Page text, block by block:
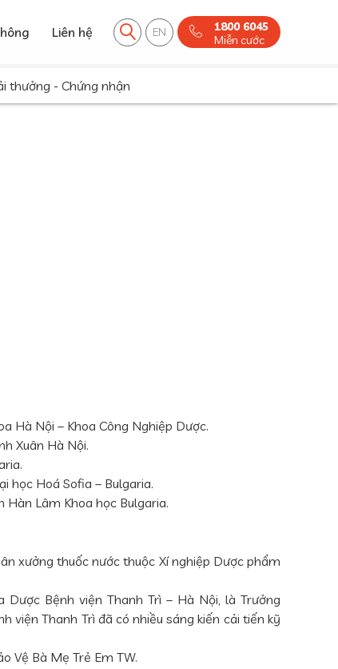
mê, là lẽ sống"" />
Liên hệ EN
1800 6045
Miễn cước
thưởng - Chứng nhận
Hà Nội – Khoa Công Nghiệp Dược.
Xuân Hà Nội.
học Hoá Sofia – Bulgaria.
Lâm Khoa học Bulgaria.
xưởng thuốc nước thuộc Xí nghiệp Dược phẩm
Bệnh viện Thanh Trì – Hà Nội, là Trưởng
viện Thanh Trì đã có nhiều sáng kiến cải tiến kỹ
Vệ Bà Mẹ Trẻ Em TW.